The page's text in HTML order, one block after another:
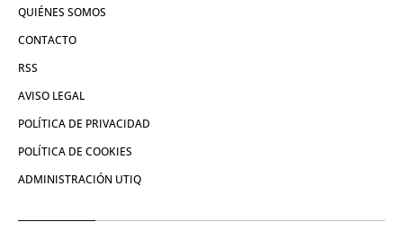
QUIÉNES SOMOS
CONTACTO
RSS
AVISO LEGAL
POLÍTICA DE PRIVACIDAD
POLÍTICA DE COOKIES
ADMINISTRACIÓN UTIQ